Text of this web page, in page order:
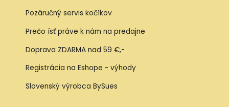
Pozáručný servis kočíkov
Prečo ísť práve k nám na predajne
Doprava ZDARMA nad 59 €,-
Registrácia na Eshope - výhody
Slovenský výrobca BySues